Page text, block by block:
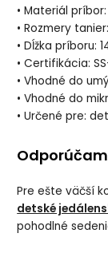
• Materiál
• Rozmery
• Dĺžka príboru:
• Certifikácia:
• Vhodné do
• Vhodné do
• Určené pre:
Pre ešte väčší
detské
pohodlné